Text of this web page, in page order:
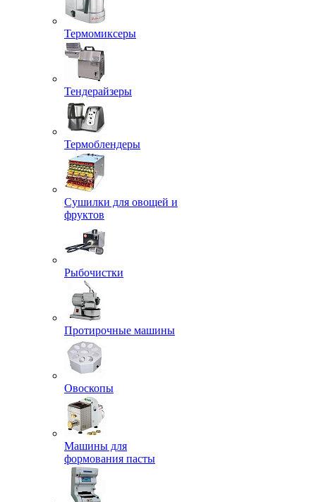
Термомиксеры
Тендерайзеры
Термоблендеры
Сушилки для овощей и
фруктов
Рыбочистки
Протирочные машины
Овоскопы
Машины для
формования пасты